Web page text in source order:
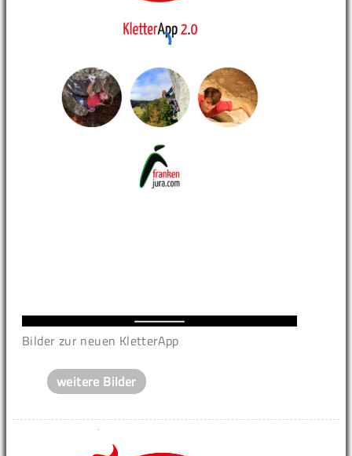
Bilder zur neuen KletterApp
weitere Bilder